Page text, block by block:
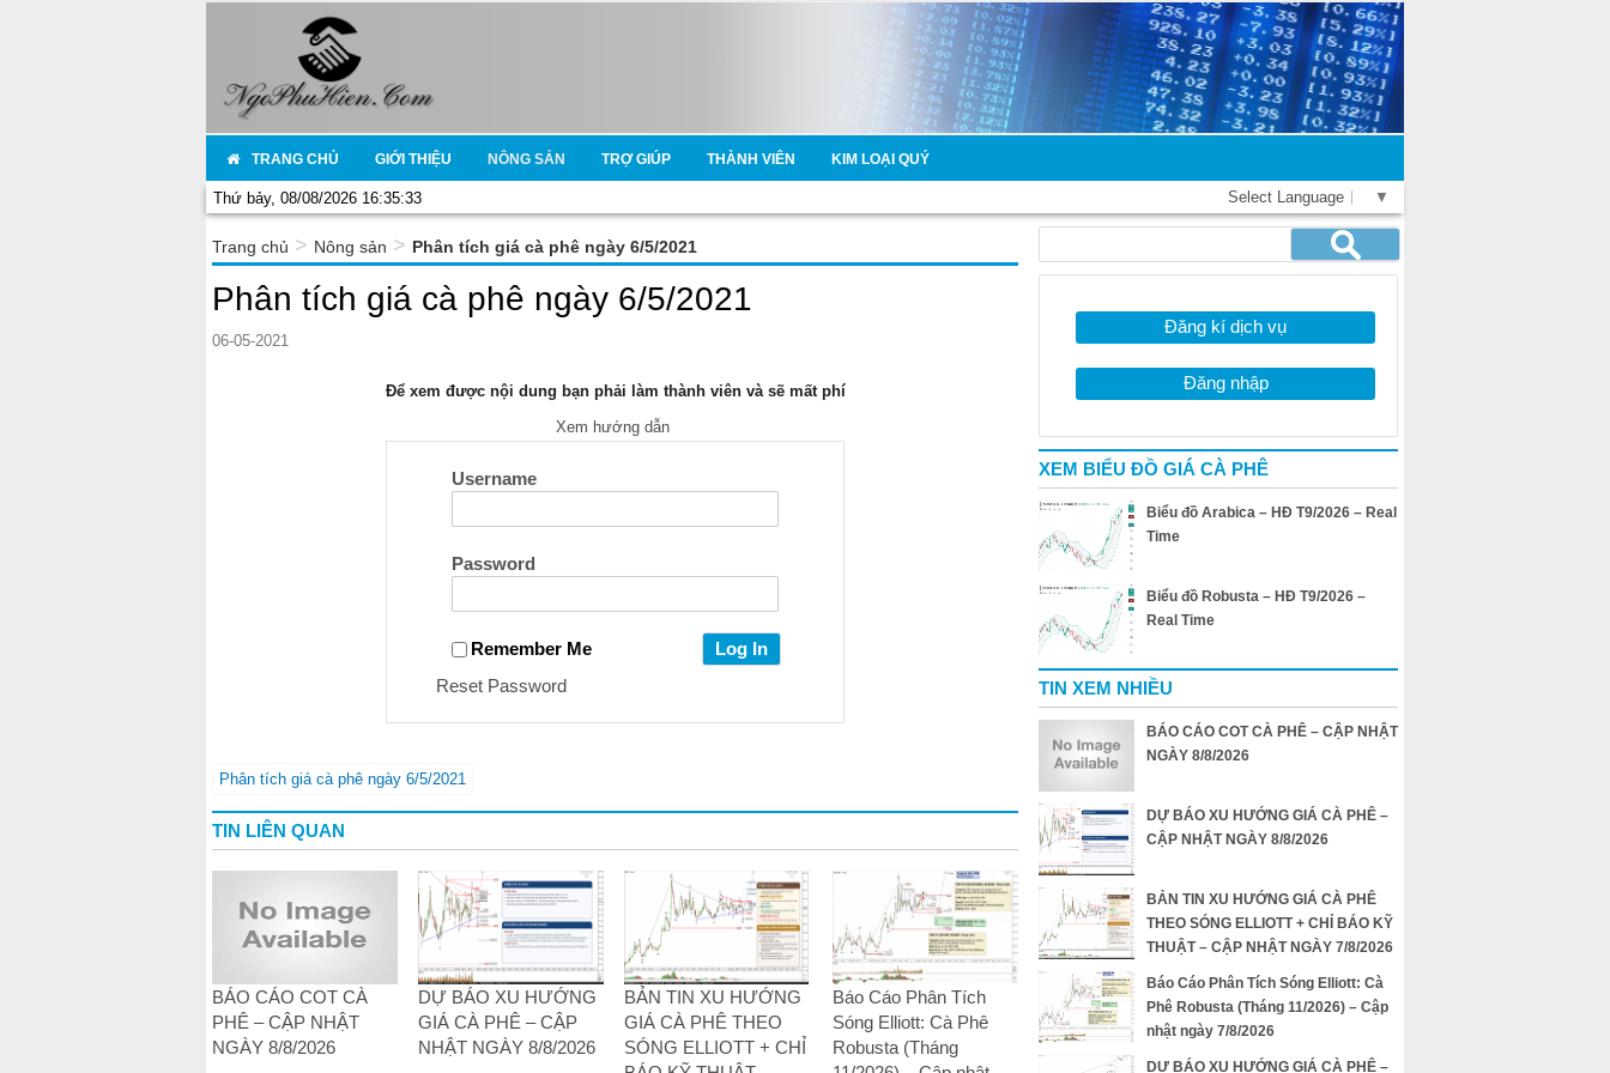
TRANG CHỦ GIỚI THIỆU NÔNG SẢN TRỢ GIÚP THÀNH VIÊN KIM LOẠI QUÝ
Thứ bảy, 08/08/2026 16:35:33 Select Language ▼
Trang chủ > Nông sản > Phân tích giá cà phê ngày 6/5/2021
Phân tích giá cà phê ngày 6/5/2021
06-05-2021
Để xem được nội dung bạn phải làm thành viên và sẽ mất phí
Xem hướng dẫn
Username
Password
Remember Me
Reset Password
Phân tích giá cà phê ngày 6/5/2021
TIN LIÊN QUAN
BÁO CÁO COT CÀ
PHÊ – CẬP NHẬT
NGÀY 8/8/2026
DỰ BÁO XU HƯỚNG
GIÁ CÀ PHÊ – CẬP
NHẬT NGÀY 8/8/2026
BẢN TIN XU HƯỚNG
GIÁ CÀ PHÊ THEO
SÓNG ELLIOTT + CHỈ
Báo Cáo Phân Tích
Sóng Elliott: Cà Phê
Robusta (Tháng
Đăng kí dịch vụ
Đăng nhập
XEM BIỂU ĐỒ GIÁ CÀ PHÊ
Biểu đồ Arabica – HĐ T9/2026 – Real
Time
Biểu đồ Robusta – HĐ T9/2026 –
Real Time
TIN XEM NHIỀU
BÁO CÁO COT CÀ PHÊ – CẬP NHẬT
NGÀY 8/8/2026
DỰ BÁO XU HƯỚNG GIÁ CÀ PHÊ –
CẬP NHẬT NGÀY 8/8/2026
BẢN TIN XU HƯỚNG GIÁ CÀ PHÊ
THEO SÓNG ELLIOTT + CHỈ BÁO KỸ
THUẬT – CẬP NHẬT NGÀY 7/8/2026
Báo Cáo Phân Tích Sóng Elliott: Cà
Phê Robusta (Tháng 11/2026) – Cập
nhật ngày 7/8/2026
DỰ BÁO XU HƯỚNG GIÁ CÀ PHÊ –